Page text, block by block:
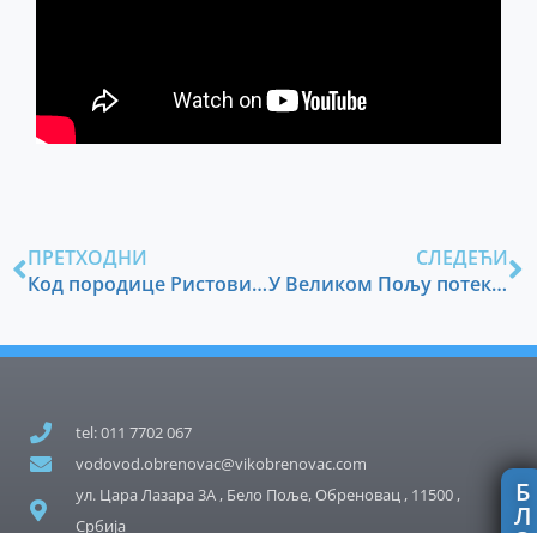
Б
Л
ПРЕТХОДНИ
Код породице Ристовић потекла вода
СЛЕДЕЋИ
У Великом Пољу потекла градска вода
tel: 011 7702 067
vodovod.obrenovac@vikobrenovac.com
ул. Цара Лазара 3А , Бело Поље, Обреновац , 11500 ,
Србија